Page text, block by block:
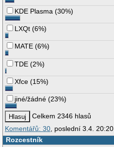
KDE Plasma (30%)
LXQt (6%)
MATE (6%)
TDE (2%)
Xfce (15%)
jiné/žádné (23%)
Celkem 2346 hlasů
Komentářů: 30 , poslední 3.4. 20:20
Rozcestník